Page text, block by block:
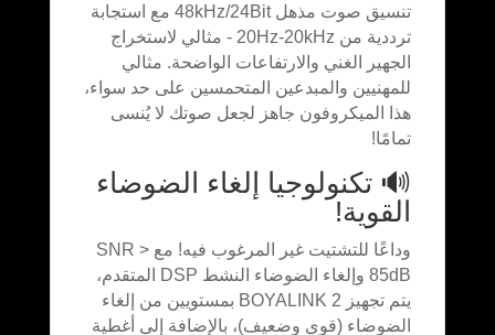
تنسيق صوت مذهل 48kHz/24Bit مع استجابة
ترددية من 20Hz-20kHz - مثالي لاستخراج
الجهير الغني والارتفاعات الواضحة. مثالي
للمهنيين والمبدعين المتحمسين على حد سواء،
هذا الميكروفون جاهز لجعل صوتك لا يُنسى
تمامًا!
🔊 تكنولوجيا إلغاء الضوضاء
القوية!
وداعًا للتشتيت غير المرغوب فيه! مع SNR >
85dB وإلغاء الضوضاء النشط DSP المتقدم،
يتم تجهيز BOYALINK 2 بمستويين من إلغاء
الضوضاء (قوي وضعيف)، بالإضافة إلى أغطية